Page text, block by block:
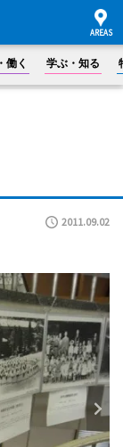
働く 学ぶ・知る
2011.09.02